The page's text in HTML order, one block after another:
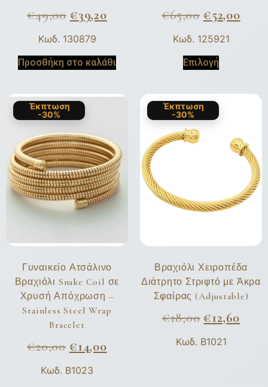
€49,00 €39,20
Κωδ. 130879
Προσθήκη στο καλάθι
€65,00 €52,00
Κωδ. 125921
Επιλογή
Έκπτωση
-30%
Γυναικείο Ατσάλινο
Βραχιόλι Snake Coil σε
Χρυσή Απόχρωση –
Stainless Steel Wrap
Bracelet
€20,00 €14,00
Κωδ. B1023
Έκπτωση
-30%
Βραχιόλι Χειροπέδα
Διάτρητο Στριφτό με Άκρα
Σφαίρας (Adjustable)
€18,00 €12,60
Κωδ. B1021